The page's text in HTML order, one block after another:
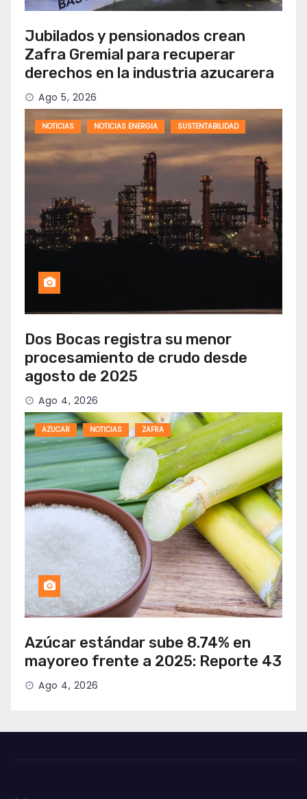
Jubilados y pensionados crean
Zafra Gremial para recuperar
derechos en la industria azucarera
Ago 5, 2026
NOTICIAS NOTICIAS ENERGIA SUSTENTABILIDAD
Dos Bocas registra su menor
procesamiento de crudo desde
agosto de 2025
Ago 4, 2026
AZUCAR NOTICIAS ZAFRA
Azúcar estándar sube 8.74% en
mayoreo frente a 2025: Reporte 43
Ago 4, 2026